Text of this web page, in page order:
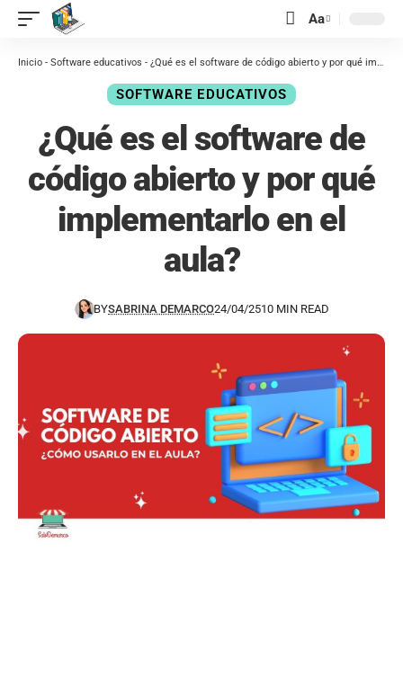
contenido Aa
Inicio - Software educativos - ¿Qué es el software de código abierto y por qué implementarlo en el aula?
SOFTWARE EDUCATIVOS
¿Qué es el software de
código abierto y por qué
implementarlo en el
aula?
BYSABRINA DEMARCO24/04/2510 MIN READ